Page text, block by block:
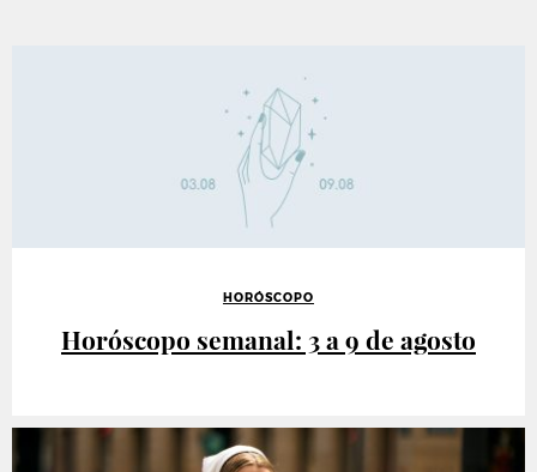
HORÓSCOPO
Horóscopo semanal: 3 a 9 de agosto